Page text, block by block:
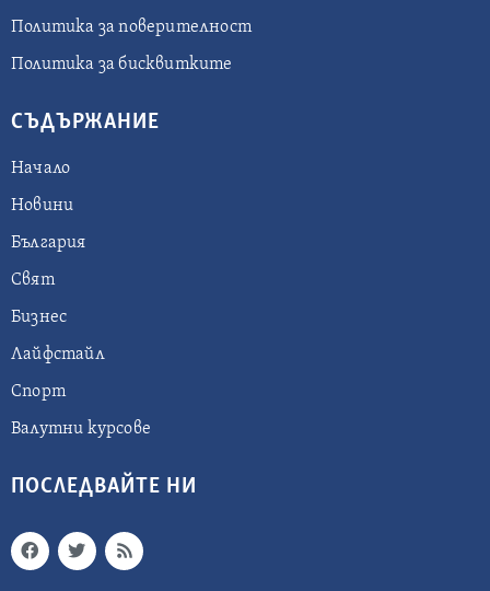
Политика за поверителност
Политика за бисквитките
СЪДЪРЖАНИЕ
Начало
Новини
България
Свят
Бизнес
Лайфстайл
Спорт
Валутни курсове
ПОСЛЕДВАЙТЕ НИ